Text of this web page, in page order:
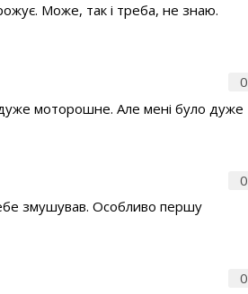
Може, так і треба, не знаю.
0
моторошне. Але мені було дуже
0
змушував. Особливо першу
0